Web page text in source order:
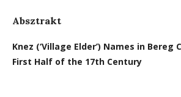
Absztrakt
Knez (‘Village Elder’) Names in
First Half of the 17th Century